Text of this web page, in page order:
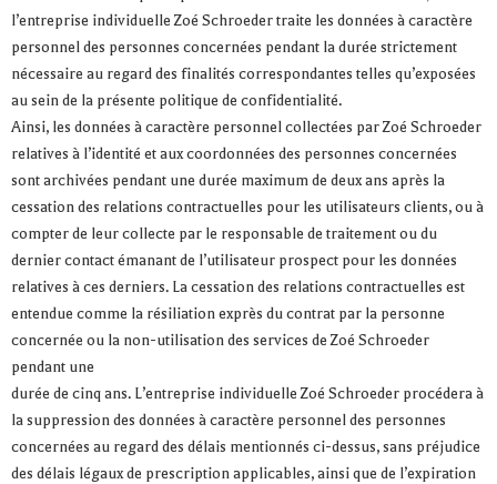
l’entreprise individuelle Zoé Schroeder traite les données à caractère
personnel des personnes concernées pendant la durée strictement
nécessaire au regard des finalités correspondantes telles qu’exposées
au sein de la présente politique de confidentialité.
Ainsi, les données à caractère personnel collectées par Zoé Schroeder
relatives à l’identité et aux coordonnées des personnes concernées
sont archivées pendant une durée maximum de deux ans après la
cessation des relations contractuelles pour les utilisateurs clients, ou à
compter de leur collecte par le responsable de traitement ou du
dernier contact émanant de l’utilisateur prospect pour les données
relatives à ces derniers. La cessation des relations contractuelles est
entendue comme la résiliation exprès du contrat par la personne
concernée ou la non-utilisation des services de Zoé Schroeder
pendant une
durée de cinq ans. L’entreprise individuelle Zoé Schroeder procédera à
la suppression des données à caractère personnel des personnes
concernées au regard des délais mentionnés ci-dessus, sans préjudice
des délais légaux de prescription applicables, ainsi que de l’expiration